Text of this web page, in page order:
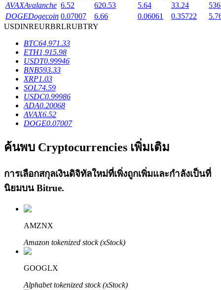
เงินกู้
บริการยืมเงินที่ได้รับการสนับสนุนจาก Crypto
คว้าผลกำไรระยะยาวและผลประโยชน์ที่ยืดหยุ่น
AVAXAvalanche 6.52 620.53 5.64 33.24
DOGEDogecoin 0.07007 6.66 0.06061 0.35722
USDINREURBRLRUBTRY
BTC64,971.33
ETH1,915.98
USDT0.99946
BNB593.33
XRP1.03
SOL74.59
USDC0.99986
ADA0.20068
AVAX6.52
DOGE0.07007
ค้นพบ Cryptocurrencies เพิ่มเติม
การเลือกสกุลเงินดิจิทัลใหม่ที่เพิ่งถูกเพิ่มและกำลังเป็นที่
นิยมบน Bitrue.
AMZNX
Amazon tokenized stock (xStock)
GOOGLX
Alphabet tokenized stock (xStock)